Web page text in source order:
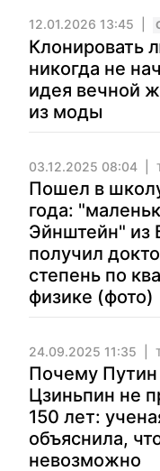
12.01.2026 13:45
Клонировать
никогда не
идея вечной
из моды
03.12.2025 08:04
Пошел в
года:
Эйнштейн" из
получил
степень по
физике (фото)
24.09.2025 11:35
Почему
Цзиньпин не
150 лет:
объяснила,
невозможно